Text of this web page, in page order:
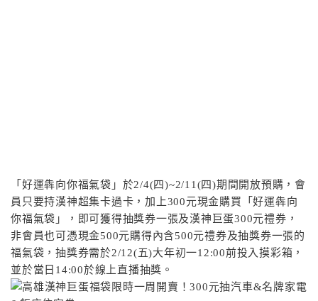
「好運犇向你福氣袋」於2/4(四)~2/11(四)期間開放預購，會
員只要持漢神超集卡過卡，加上300元現金購買「好運犇向
你福氣袋」，即可獲得抽獎券一張及漢神巨蛋300元禮券，
非會員也可憑現金500元購得內含500元禮券及抽獎券一張的
福氣袋，抽獎券需於2/12(五)大年初一12:00前投入摸彩箱，
並於當日14:00於線上直播抽獎。